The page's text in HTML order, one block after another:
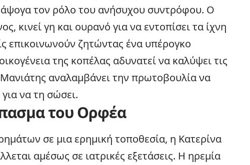
άψογα τον ρόλο του ανήσυχου συντρόφου. Ο
κινεί γη και ουρανό για να εντοπίσει τα ίχνη
επικοινωνούν ζητώντας ένα υπέρογκο
της κοπέλας αδυνατεί να καλύψει τις
Μανιάτης αναλαμβάνει την πρωτοβουλία να
να τη σώσει.
του Ορφέα
σε μια ερημική τοποθεσία, η Κατερίνα
αμέσως σε ιατρικές εξετάσεις. Η ηρεμία